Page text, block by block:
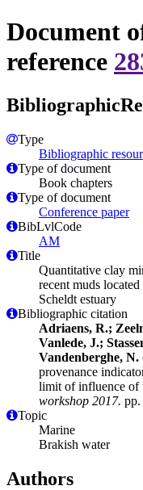
Document
reference
Type
Bibliographic
Type of document
Book chapters
Type of document
Conference paper
BibLvlCode
AM
Title
Quantitative clay
recent muds
Scheldt estuary
Bibliographic citation
Adriaens, R.;
Vanlede, J.;
Vandenberghe, N.
provenance
limit of influence of
workshop 2017. pp.
Topic
Marine
Brakish water
Authors